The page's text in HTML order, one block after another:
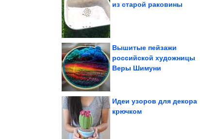
из старой раковины
Вышитые пейзажи
российской художницы
Веры Шимуни
Идеи узоров для декора
крючком